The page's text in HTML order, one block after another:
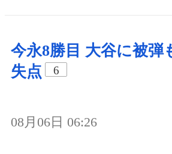
今永8勝目 大谷に被弾
失点
6
08月06日 06:26